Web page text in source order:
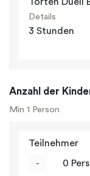
Details
3 Stunden
Anzahl der
Min 1 Person
Teilnehmer
- 0